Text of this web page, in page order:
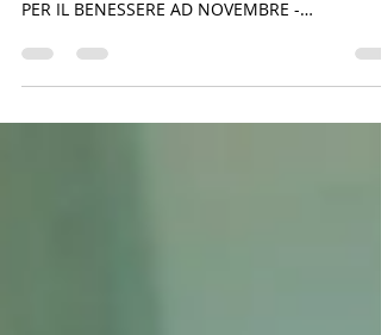
✔️DESCRIZIONE DETTAGLIATA previsione
PER IL BENESSERE AD NOVEMBRE -
raccomandazione...